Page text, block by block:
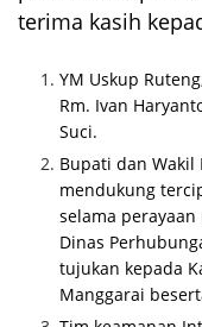
terima kasih
YM Uskup
Rm. Ivan
Suci.
Bupati dan
mendukung
selama
Dinas
tujukan kepada
Manggarai